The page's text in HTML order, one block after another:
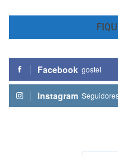
Facebook gostei
Instagram